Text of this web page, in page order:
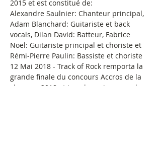
2015 et est constitué de:
Alexandre Saulnier: Chanteur principal​,
Adam Blanchard: Guitariste et back
vocals, Dilan David: Batteur, Fabrice
Noel: Guitariste principal et choriste et
Rémi-Pierre Paulin: Bassiste et choriste
12 Mai 2018 - Track of Rock remporta la
grande finale du concours Accros de la
chanson 2018 et tous les prix coups de